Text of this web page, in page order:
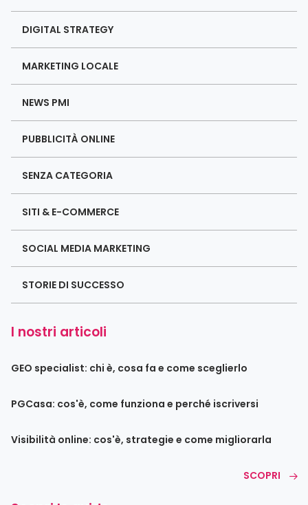
DIGITAL STRATEGY
MARKETING LOCALE
NEWS PMI
PUBBLICITÀ ONLINE
SENZA CATEGORIA
SITI & E-COMMERCE
SOCIAL MEDIA MARKETING
STORIE DI SUCCESSO
I nostri articoli
GEO specialist: chi è, cosa fa e come sceglierlo
PGCasa: cos'è, come funziona e perché iscriversi
Visibilità online: cos'è, strategie e come migliorarla
SCOPRI